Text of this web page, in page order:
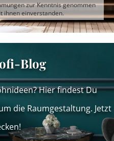
zur Kenntnis genommen
ihnen einverstanden.
Blog
Hier findest Du
die Raumgestaltung. Jetzt